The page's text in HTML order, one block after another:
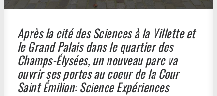
Après la cité des Sciences à la Villette et
le Grand Palais dans le quartier des
Champs-Élysées, un nouveau parc va
ouvrir ses portes au coeur de la Cour
Saint Émilion: Science Expériences